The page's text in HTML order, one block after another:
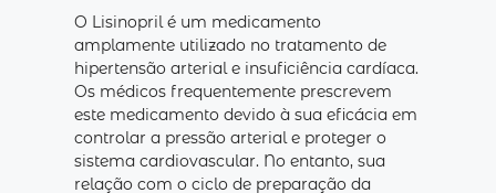
O Lisinopril é um medicamento
amplamente utilizado no tratamento de
hipertensão arterial e insuficiência cardíaca.
Os médicos frequentemente prescrevem
este medicamento devido à sua eficácia em
controlar a pressão arterial e proteger o
sistema cardiovascular. No entanto, sua
relação com o ciclo de preparação da